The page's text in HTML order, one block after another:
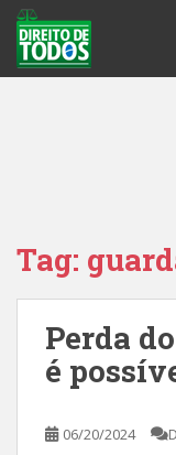
Tag:
Perda
é
06/20/2024